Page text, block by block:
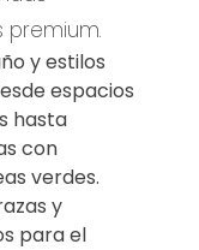
premium.
y estilos
espacios
hasta
con
verdes.
y
para el